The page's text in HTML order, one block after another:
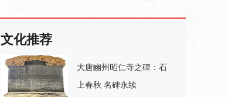
文化推荐
大唐豳州昭仁寺之碑：石
上春秋 名碑永续